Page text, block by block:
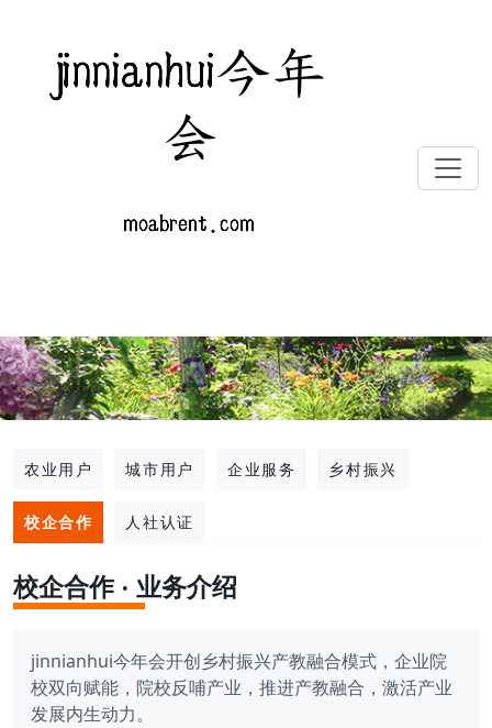
农业用户 城市用户 企业服务 乡村振兴
校企合作 人社认证
校企合作 · 业务介绍
jinnianhui今年会开创乡村振兴产教融合模式，企业院
校双向赋能，院校反哺产业，推进产教融合，激活产业
发展内生动力。